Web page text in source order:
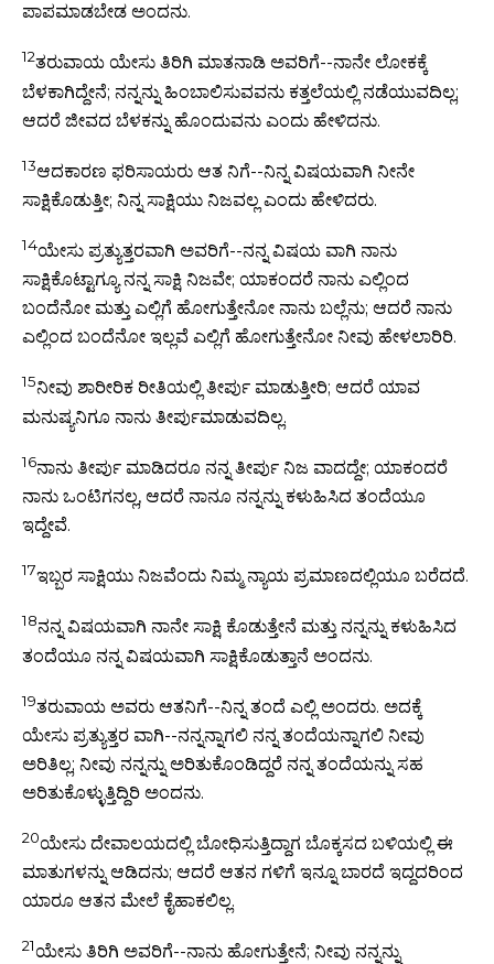
ಪಾಪಮಾಡಬೇಡ ಅಂದನು.
12ತರುವಾಯ ಯೇಸು ತಿರಿಗಿ ಮಾತನಾಡಿ ಅವರಿಗೆ--ನಾನೇ ಲೋಕಕ್ಕೆ
ಬೆಳಕಾಗಿದ್ದೇನೆ; ನನ್ನನ್ನು ಹಿಂಬಾಲಿಸುವವನು ಕತ್ತಲೆಯಲ್ಲಿ ನಡೆಯುವದಿಲ್ಲ;
ಆದರೆ ಜೀವದ ಬೆಳಕನ್ನು ಹೊಂದುವನು ಎಂದು ಹೇಳಿದನು.
13ಆದಕಾರಣ ಫರಿಸಾಯರು ಆತ ನಿಗೆ--ನಿನ್ನ ವಿಷಯವಾಗಿ ನೀನೇ
ಸಾಕ್ಷಿಕೊಡುತ್ತೀ; ನಿನ್ನ ಸಾಕ್ಷಿಯು ನಿಜವಲ್ಲ ಎಂದು ಹೇಳಿದರು.
14ಯೇಸು ಪ್ರತ್ಯುತ್ತರವಾಗಿ ಅವರಿಗೆ--ನನ್ನ ವಿಷಯ ವಾಗಿ ನಾನು
ಸಾಕ್ಷಿಕೊಟ್ಟಾಗ್ಯೂ ನನ್ನ ಸಾಕ್ಷಿ ನಿಜವೇ; ಯಾಕಂದರೆ ನಾನು ಎಲ್ಲಿಂದ
ಬಂದೆನೋ ಮತ್ತು ಎಲ್ಲಿಗೆ ಹೋಗುತ್ತೇನೋ ನಾನು ಬಲ್ಲೆನು; ಆದರೆ ನಾನು
ಎಲ್ಲಿಂದ ಬಂದೆನೋ ಇಲ್ಲವೆ ಎಲ್ಲಿಗೆ ಹೋಗುತ್ತೇನೋ ನೀವು ಹೇಳಲಾರಿರಿ.
15ನೀವು ಶಾರೀರಿಕ ರೀತಿಯಲ್ಲಿ ತೀರ್ಪು ಮಾಡುತ್ತೀರಿ; ಆದರೆ ಯಾವ
ಮನುಷ್ಯನಿಗೂ ನಾನು ತೀರ್ಪುಮಾಡುವದಿಲ್ಲ.
16ನಾನು ತೀರ್ಪು ಮಾಡಿದರೂ ನನ್ನ ತೀರ್ಪು ನಿಜ ವಾದದ್ದೇ; ಯಾಕಂದರೆ
ನಾನು ಒಂಟಿಗನಲ್ಲ, ಆದರೆ ನಾನೂ ನನ್ನನ್ನು ಕಳುಹಿಸಿದ ತಂದೆಯೂ
ಇದ್ದೇವೆ.
17ಇಬ್ಬರ ಸಾಕ್ಷಿಯು ನಿಜವೆಂದು ನಿಮ್ಮ ನ್ಯಾಯ ಪ್ರಮಾಣದಲ್ಲಿಯೂ ಬರೆದದೆ.
18ನನ್ನ ವಿಷಯವಾಗಿ ನಾನೇ ಸಾಕ್ಷಿ ಕೊಡುತ್ತೇನೆ ಮತ್ತು ನನ್ನನ್ನು ಕಳುಹಿಸಿದ
ತಂದೆಯೂ ನನ್ನ ವಿಷಯವಾಗಿ ಸಾಕ್ಷಿಕೊಡುತ್ತಾನೆ ಅಂದನು.
19ತರುವಾಯ ಅವರು ಆತನಿಗೆ--ನಿನ್ನ ತಂದೆ ಎಲ್ಲಿ ಅಂದರು. ಅದಕ್ಕೆ
ಯೇಸು ಪ್ರತ್ಯುತ್ತರ ವಾಗಿ--ನನ್ನನ್ನಾಗಲಿ ನನ್ನ ತಂದೆಯನ್ನಾಗಲಿ ನೀವು
ಅರಿತಿಲ್ಲ; ನೀವು ನನ್ನನ್ನು ಅರಿತುಕೊಂಡಿದ್ದರೆ ನನ್ನ ತಂದೆಯನ್ನು ಸಹ
ಅರಿತುಕೊಳ್ಳುತ್ತಿದ್ದಿರಿ ಅಂದನು.
20ಯೇಸು ದೇವಾಲಯದಲ್ಲಿ ಬೋಧಿಸುತ್ತಿದ್ದಾಗ ಬೊಕ್ಕಸದ ಬಳಿಯಲ್ಲಿ ಈ
ಮಾತುಗಳನ್ನು ಆಡಿದನು; ಆದರೆ ಆತನ ಗಳಿಗೆ ಇನ್ನೂ ಬಾರದೆ ಇದ್ದದರಿಂದ
ಯಾರೂ ಆತನ ಮೇಲೆ ಕೈಹಾಕಲಿಲ್ಲ.
21ಯೇಸು ತಿರಿಗಿ ಅವರಿಗೆ--ನಾನು ಹೋಗುತ್ತೇನೆ; ನೀವು ನನ್ನನ್ನು